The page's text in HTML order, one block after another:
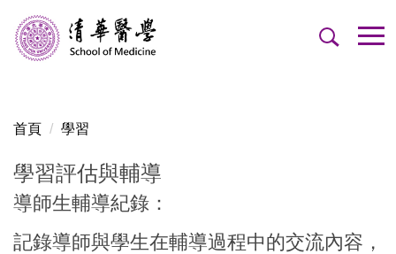
到
主
容
首頁 學習
學習評估與輔導
導師生輔導紀錄：
記錄導師與學生在輔導過程中的交流內容，